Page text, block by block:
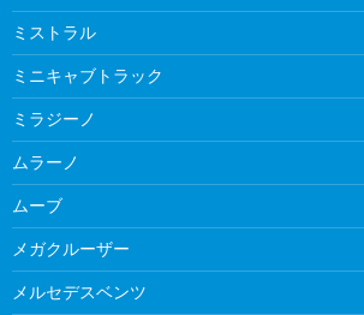
ミストラル
ミニキャブトラック
ミラジーノ
ムラーノ
ムーブ
メガクルーザー
メルセデスベンツ